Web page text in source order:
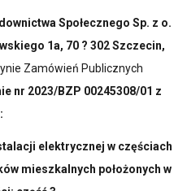
Społecznego Sp. z o.
1a, 70 ? 302 Szczecin,
Zamówień Publicznych
nr 2023/BZP 00245308/01 z
elektrycznej w częściach
mieszkalnych położonych w